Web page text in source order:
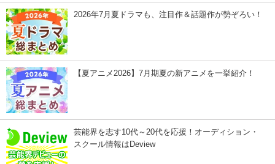
2026年7月夏ドラマも、注目作＆話題作が勢ぞろい！
【夏アニメ2026】7月期夏の新アニメを一挙紹介！
芸能界を志す10代～20代を応援！オーディション・
スクール情報はDeview